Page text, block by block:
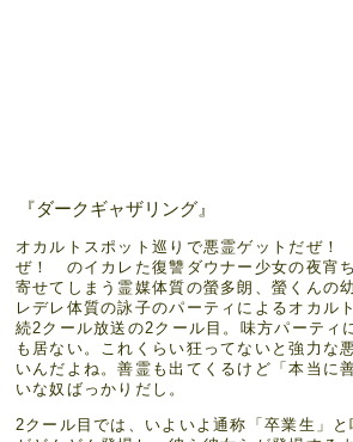
『ダークギャザリング』
オカルトスポット巡りで悪霊ゲットだぜ！
ぜ！ のイカレた復讐ダウナー少女の夜宵
寄せてしまう霊媒体質の螢多朗、螢くんの
レデレ体質の詠子のパーティによるオカル
続2クール放送の2クール目。味方パーティ
も居ない。これくらい狂ってないと強力な
いんだよね。善霊も出てくるけど「本当に
いな奴ばっかりだし。
2クール目では、いよいよ通称「卒業生」